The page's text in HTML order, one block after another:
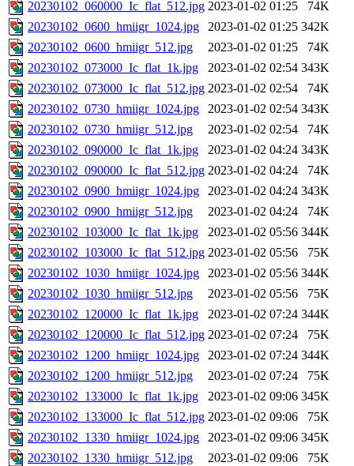
20230102_060000_Ic_flat_512.jpg 2023-01-02 01:25
74K
20230102_0600_hmiigr_1024.jpg
2023-01-02 01:25 342K
20230102_0600_hmiigr_512.jpg
2023-01-02 01:25
74K
20230102_073000_Ic_flat_1k.jpg
2023-01-02 02:54 343K
20230102_073000_Ic_flat_512.jpg 2023-01-02 02:54
74K
20230102_0730_hmiigr_1024.jpg
2023-01-02 02:54 343K
20230102_0730_hmiigr_512.jpg
2023-01-02 02:54
74K
20230102_090000_Ic_flat_1k.jpg
2023-01-02 04:24 343K
20230102_090000_Ic_flat_512.jpg 2023-01-02 04:24
74K
20230102_0900_hmiigr_1024.jpg
2023-01-02 04:24 343K
20230102_0900_hmiigr_512.jpg
2023-01-02 04:24
74K
20230102_103000_Ic_flat_1k.jpg
2023-01-02 05:56 344K
20230102_103000_Ic_flat_512.jpg 2023-01-02 05:56
75K
20230102_1030_hmiigr_1024.jpg
2023-01-02 05:56 344K
20230102_1030_hmiigr_512.jpg
2023-01-02 05:56
75K
20230102_120000_Ic_flat_1k.jpg
2023-01-02 07:24 344K
20230102_120000_Ic_flat_512.jpg 2023-01-02 07:24
75K
20230102_1200_hmiigr_1024.jpg
2023-01-02 07:24 344K
20230102_1200_hmiigr_512.jpg
2023-01-02 07:24
75K
20230102_133000_Ic_flat_1k.jpg
2023-01-02 09:06 345K
20230102_133000_Ic_flat_512.jpg 2023-01-02 09:06
75K
20230102_1330_hmiigr_1024.jpg
2023-01-02 09:06 345K
20230102_1330_hmiigr_512.jpg
2023-01-02 09:06
75K